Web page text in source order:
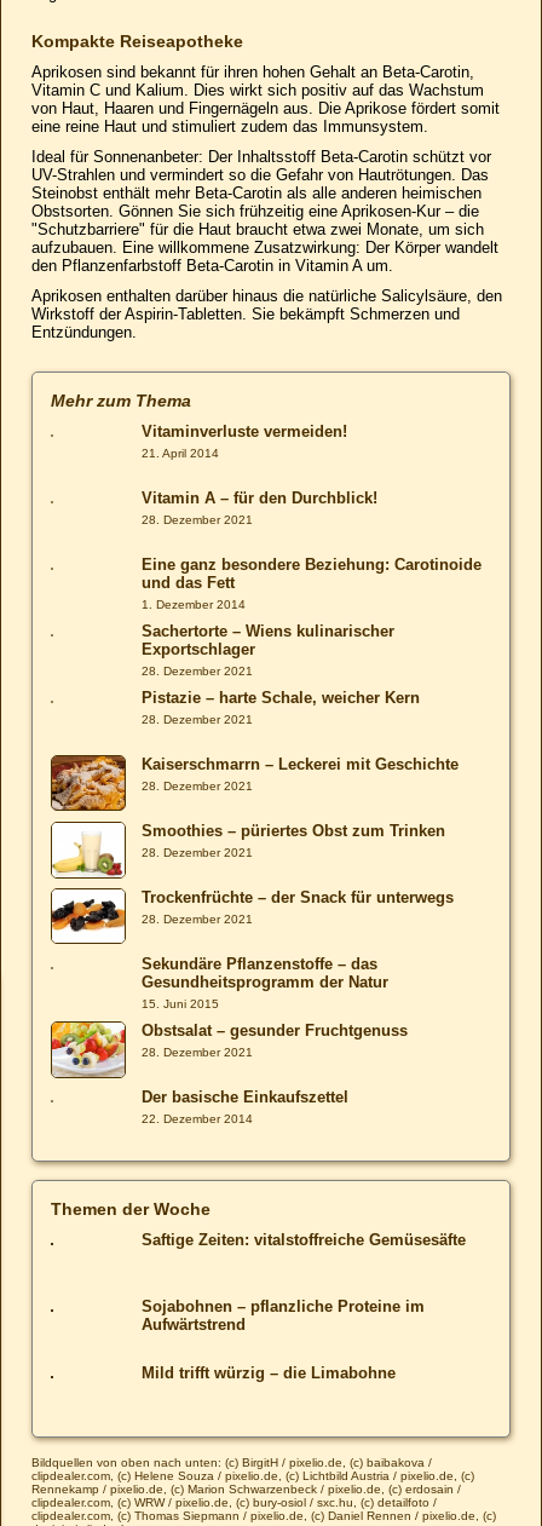
Kompakte Reiseapotheke
Aprikosen sind bekannt für ihren hohen Gehalt an Beta-Carotin,
Vitamin C und Kalium. Dies wirkt sich positiv auf das Wachstum
von Haut, Haaren und Fingernägeln aus. Die Aprikose fördert somit
eine reine Haut und stimuliert zudem das Immunsystem.
Ideal für Sonnenanbeter: Der Inhaltsstoff Beta-Carotin schützt vor
UV-Strahlen und vermindert so die Gefahr von Hautrötungen. Das
Steinobst enthält mehr Beta-Carotin als alle anderen heimischen
Obstsorten. Gönnen Sie sich frühzeitig eine Aprikosen-Kur – die
"Schutzbarriere" für die Haut braucht etwa zwei Monate, um sich
aufzubauen. Eine willkommene Zusatzwirkung: Der Körper wandelt
den Pflanzenfarbstoff Beta-Carotin in Vitamin A um.
Aprikosen enthalten darüber hinaus die natürliche Salicylsäure, den
Wirkstoff der Aspirin-Tabletten. Sie bekämpft Schmerzen und
Entzündungen.
Mehr zum Thema
Vitaminverluste vermeiden!
21. April 2014
Vitamin A – für den Durchblick!
28. Dezember 2021
Eine ganz besondere Beziehung: Carotinoide
und das Fett
1. Dezember 2014
Sachertorte – Wiens kulinarischer
Exportschlager
28. Dezember 2021
Pistazie – harte Schale, weicher Kern
28. Dezember 2021
Kaiserschmarrn – Leckerei mit Geschichte
28. Dezember 2021
Smoothies – püriertes Obst zum Trinken
28. Dezember 2021
Trockenfrüchte – der Snack für unterwegs
28. Dezember 2021
Sekundäre Pflanzenstoffe – das
Gesundheitsprogramm der Natur
15. Juni 2015
Obstsalat – gesunder Fruchtgenuss
28. Dezember 2021
Der basische Einkaufszettel
22. Dezember 2014
Themen der Woche
Saftige Zeiten: vitalstoffreiche Gemüsesäfte
Sojabohnen – pflanzliche Proteine im
Aufwärtstrend
Mild trifft würzig – die Limabohne
Bildquellen von oben nach unten: (c) BirgitH / pixelio.de, (c) baibakova /
clipdealer.com, (c) Helene Souza / pixelio.de, (c) Lichtbild Austria / pixelio.de, (c)
Rennekamp / pixelio.de, (c) Marion Schwarzenbeck / pixelio.de, (c) erdosain /
clipdealer.com, (c) WRW / pixelio.de, (c) bury-osiol / sxc.hu, (c) detailfoto /
clipdealer.com, (c) Thomas Siepmann / pixelio.de, (c) Daniel Rennen / pixelio.de, (c)